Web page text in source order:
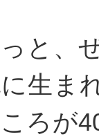
と、
生ま
ろが